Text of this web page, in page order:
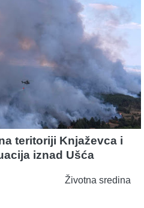
teritoriji Knjaževca i
iznad Ušća
Životna sredina